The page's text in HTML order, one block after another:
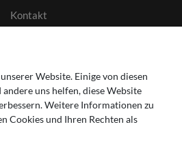
Kontakt
Impressum
und Versand
Ladengeschäft
Website. Einige von diesen
uns helfen, diese Website
Weitere Informationen zu
Cookies und Ihren Rechten als